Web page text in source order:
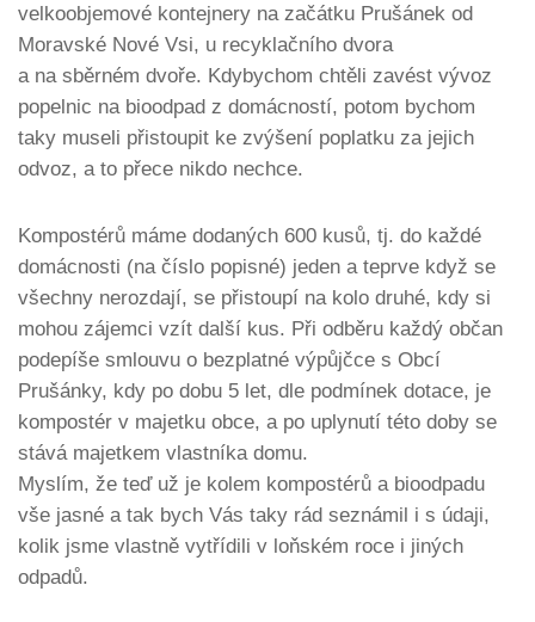
velkoobjemové kontejnery na začátku Prušánek od
Moravské Nové Vsi, u recyklačního dvora
a na sběrném dvoře. Kdybychom chtěli zavést vývoz
popelnic na bioodpad z domácností, potom bychom
taky museli přistoupit ke zvýšení poplatku za jejich
odvoz, a to přece nikdo nechce.
Kompostérů máme dodaných 600 kusů, tj. do každé
domácnosti (na číslo popisné) jeden a teprve když se
všechny nerozdají, se přistoupí na kolo druhé, kdy si
mohou zájemci vzít další kus. Při odběru každý občan
podepíše smlouvu o bezplatné výpůjčce s Obcí
Prušánky, kdy po dobu 5 let, dle podmínek dotace, je
kompostér v majetku obce, a po uplynutí této doby se
stává majetkem vlastníka domu.
Myslím, že teď už je kolem kompostérů a bioodpadu
vše jasné a tak bych Vás taky rád seznámil i s údaji,
kolik jsme vlastně vytřídili v loňském roce i jiných
odpadů.